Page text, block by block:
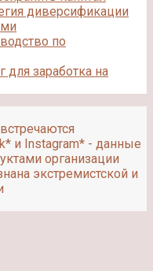
диверсификации
по
для заработка на
и Instagram* - данные
организации
экстремистской и